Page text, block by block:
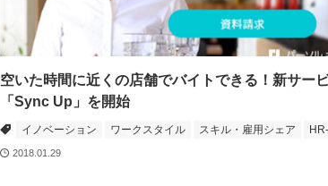
空いた時間に近くの店舗でバイトできる！新サー
「Sync Up」を開始
イノベーション ワークスタイル スキル・雇用シェア
2018.01.29